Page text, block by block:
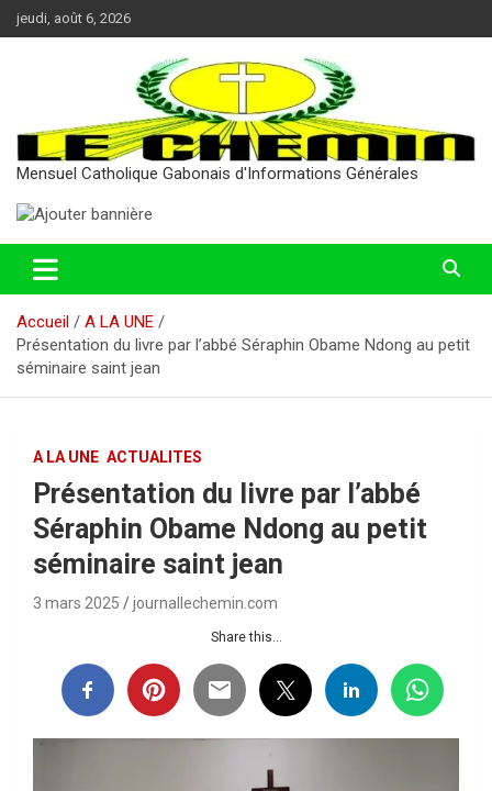
Aller
au
jeudi, août 6, 2026
Mensuel Catholique Gabonais d'Informations Générales
Accueil
A LA UNE
Présentation du livre par l’abbé Séraphin Obame Ndong au petit
séminaire saint jean
A LA UNE ACTUALITES
Présentation du livre par l’abbé
Séraphin Obame Ndong au petit
séminaire saint jean
3 mars 2025 journallechemin.com
Share this...